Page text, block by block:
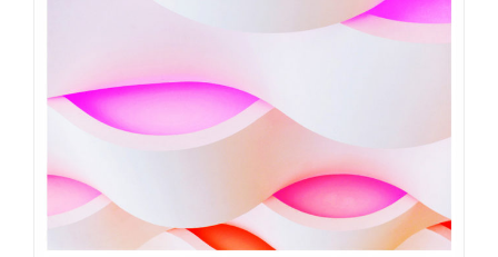
INFOS
CONTACT